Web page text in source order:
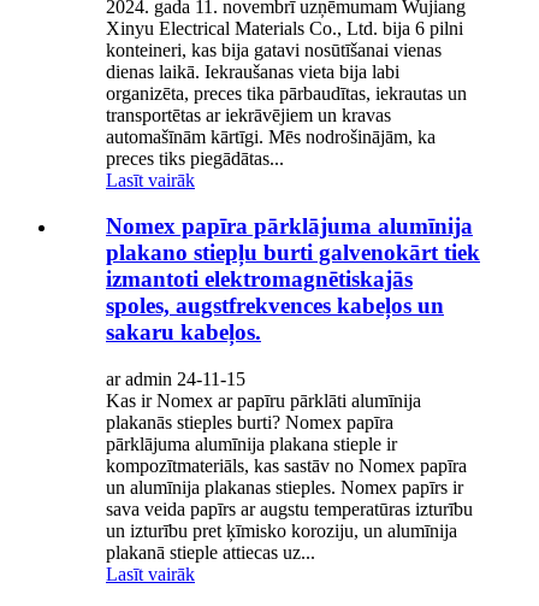
2024. gada 11. novembrī uzņēmumam Wujiang
Xinyu Electrical Materials Co., Ltd. bija 6 pilni
konteineri, kas bija gatavi nosūtīšanai vienas
dienas laikā. Iekraušanas vieta bija labi
organizēta, preces tika pārbaudītas, iekrautas un
transportētas ar iekrāvējiem un kravas
automašīnām kārtīgi. Mēs nodrošinājām, ka
preces tiks piegādātas...
Lasīt vairāk
Nomex papīra pārklājuma alumīnija
plakano stiepļu burti galvenokārt tiek
izmantoti elektromagnētiskajās
spoles, augstfrekvences kabeļos un
sakaru kabeļos.
ar admin 24-11-15
Kas ir Nomex ar papīru pārklāti alumīnija
plakanās stieples burti? Nomex papīra
pārklājuma alumīnija plakana stieple ir
kompozītmateriāls, kas sastāv no Nomex papīra
un alumīnija plakanas stieples. Nomex papīrs ir
sava veida papīrs ar augstu temperatūras izturību
un izturību pret ķīmisko koroziju, un alumīnija
plakanā stieple attiecas uz...
Lasīt vairāk